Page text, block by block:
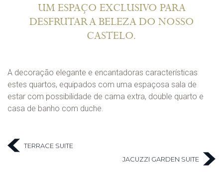
UM ESPAÇO EXCLUSIVO PARA
DESFRUTAR A BELEZA DO NOSSO
CASTELO.
A decoração elegante e encantadoras características
estes quartos, equipados com uma espaçosa sala de
estar com possibilidade de cama extra, double quarto e
casa de banho com duche.
TERRACE SUITE
JACUZZI GARDEN SUITE